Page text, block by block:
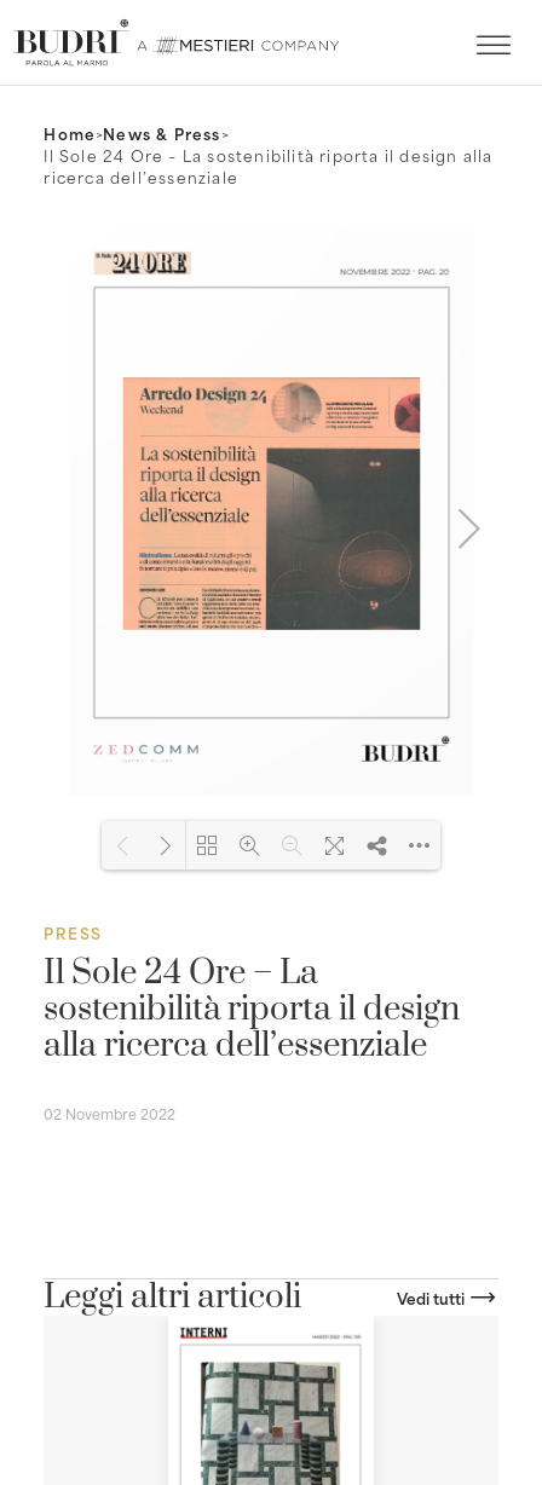
Home>News & Press>
Il Sole 24 Ore – La sostenibilità riporta il design alla
ricerca dell’essenziale
PRESS
Il Sole 24 Ore – La
sostenibilità riporta il design
alla ricerca dell’essenziale
02 Novembre 2022
Leggi altri articoli Vedi tutti